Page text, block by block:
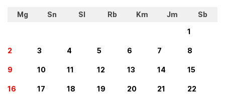
Mg Sn Sl Rb Km Jm
Sb
1
2 3 4 5 6 7 8
9 10 11 12 13 14 15
16 17 18 19 20 21 22